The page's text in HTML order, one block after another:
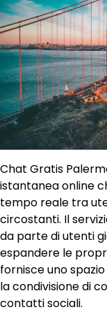
Chat Gratis
istantanea online
tempo reale tra
circostanti. Il
da parte di utenti
espandere le
fornisce uno
la condivisione di
contatti sociali.